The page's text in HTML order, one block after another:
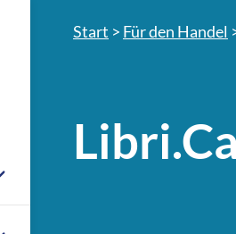
Start > Für den Handel